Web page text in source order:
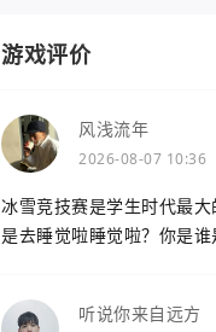
游戏评价
风浅流年
2026-08-07 10:36
冰雪竞技赛是学生时代最
是去睡觉啦睡觉啦？你是谁
听说你来自远方